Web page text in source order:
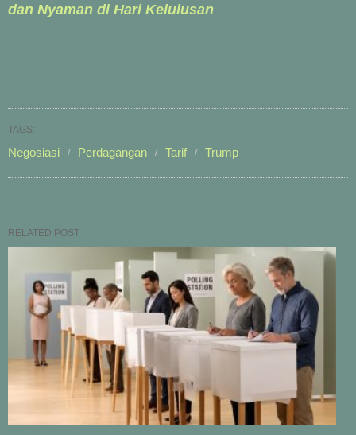
dan Nyaman di Hari Kelulusan
TAGS:
Negosiasi Perdagangan Tarif Trump
RELATED POST